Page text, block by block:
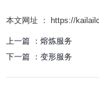
本文网址 ： https://
上一篇 ： 熔炼服务
下一篇 ： 变形服务